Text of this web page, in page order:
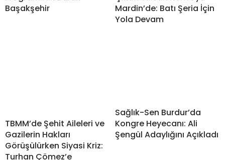
Başakşehir
Mardin’de: Batı Şeria İçin
Yola Devam
TBMM’de Şehit Aileleri ve
Gazilerin Hakları
Görüşülürken Siyasi Kriz:
Turhan Çömez’e
Sağlık-Sen Burdur’da
Kongre Heyecanı: Ali
Şengül Adaylığını Açıkladı